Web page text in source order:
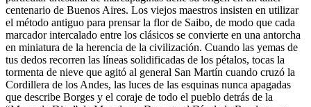
centenario de Buenos Aires. Los viejos maestros insisten en utilizar
el método antiguo para prensar la flor de Saibo, de modo que cada
marcador intercalado entre los clásicos se convierte en una antorcha
en miniatura de la herencia de la civilización. Cuando las yemas de
tus dedos recorren las líneas solidificadas de los pétalos, tocas la
tormenta de nieve que agitó al general San Martín cuando cruzó la
Cordillera de los Andes, las luces de las esquinas nunca apagadas
que describe Borges y el coraje de todo el pueblo detrás de la